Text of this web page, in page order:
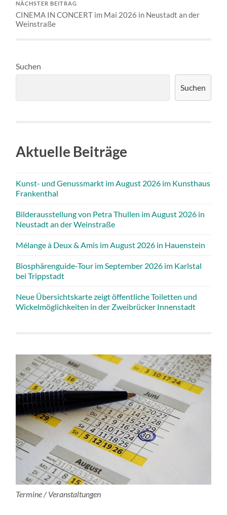
NÄCHSTER BEITRAG
CINEMA IN CONCERT im Mai 2026 in Neustadt an der
Weinstraße
Suchen
Suchen
Aktuelle Beiträge
Kunst- und Genussmarkt im August 2026 im Kunsthaus
Frankenthal
Bilderausstellung von Petra Thullen im August 2026 in
Neustadt an der Weinstraße
Mélange à Deux & Amis im August 2026 in Hauenstein
Biosphärenguide-Tour im September 2026 im Karlstal
bei Trippstadt
Neue Übersichtskarte zeigt öffentliche Toiletten und
Wickelmöglichkeiten in der Zweibrücker Innenstadt
Termine / Veranstaltungen